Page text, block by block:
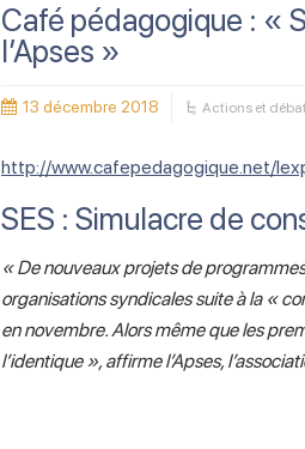
Café pédagogique : «
l’Apses »
13 décembre 2018 Actions et
http://www.cafepedagogique.net/
SES : Simulacre de
« De nouveaux projets de
organisations syndicales suite à la «
en novembre. Alors même que les
l’identique », affirme l’Apses,